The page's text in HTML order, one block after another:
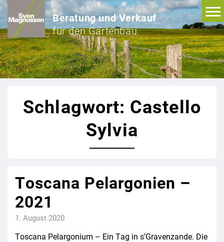
Beratung und Verkauf
für den Gartenbau.
Schlagwort: Castello
Sylvia
Toscana Pelargonien –
2021
1. August 2020
Toscana Pelargonium – Ein Tag in s’Gravenzande. Die